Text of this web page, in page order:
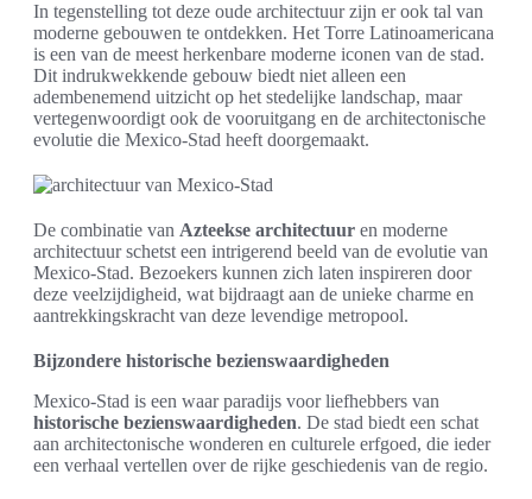
In tegenstelling tot deze oude architectuur zijn er ook tal van
moderne gebouwen te ontdekken. Het Torre Latinoamericana
is een van de meest herkenbare moderne iconen van de stad.
Dit indrukwekkende gebouw biedt niet alleen een
adembenemend uitzicht op het stedelijke landschap, maar
vertegenwoordigt ook de vooruitgang en de architectonische
evolutie die Mexico-Stad heeft doorgemaakt.
De combinatie van Azteekse architectuur en moderne
architectuur schetst een intrigerend beeld van de evolutie van
Mexico-Stad. Bezoekers kunnen zich laten inspireren door
deze veelzijdigheid, wat bijdraagt aan de unieke charme en
aantrekkingskracht van deze levendige metropool.
Bijzondere historische bezienswaardigheden
Mexico-Stad is een waar paradijs voor liefhebbers van
historische bezienswaardigheden. De stad biedt een schat
aan architectonische wonderen en culturele erfgoed, die ieder
een verhaal vertellen over de rijke geschiedenis van de regio.